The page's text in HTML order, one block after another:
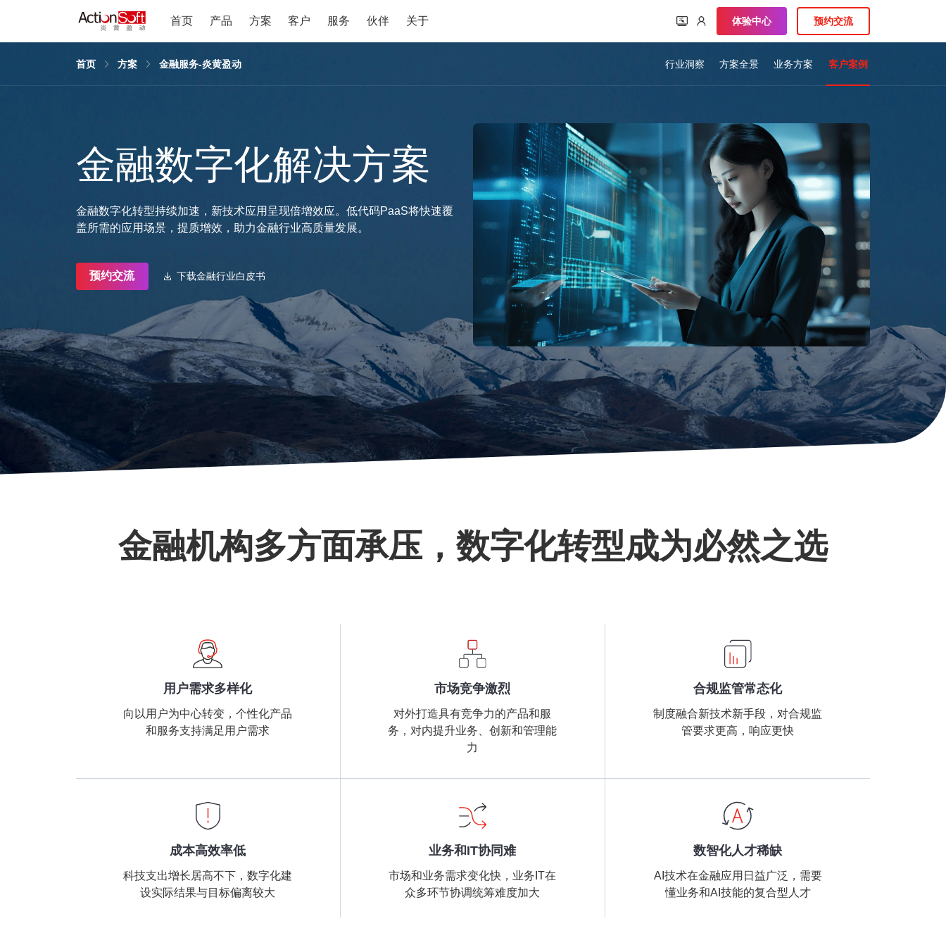
首页 产品 方案 客户 服务 伙伴 关于 体验中心 预约交流
首页 方案 金融服务-炎黄盈动 行业洞察 方案全景 业务方案 客户案例
金融数字化解决方案
金融数字化转型持续加速，新技术应用呈现倍增效应。低代码PaaS将快速覆
盖所需的应用场景，提质增效，助力金融行业高质量发展。
预约交流 下载金融行业白皮书
金融机构多方面承压，数字化转型成为必然之选
用户需求多样化
向以用户为中心转变，个性化产品
和服务支持满足用户需求
市场竞争激烈
对外打造具有竞争力的产品和服
务，对内提升业务、创新和管理能
力
合规监管常态化
制度融合新技术新手段，对合规监
管要求更高，响应更快
成本高效率低
科技支出增长居高不下，数字化建
设实际结果与目标偏离较大
业务和IT协同难
市场和业务需求变化快，业务IT在
众多环节协调统筹难度加大
数智化人才稀缺
AI技术在金融应用日益广泛，需要
懂业务和AI技能的复合型人才